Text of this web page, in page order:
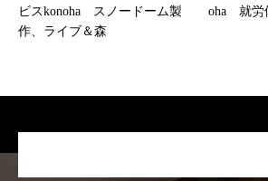
ビスkonoha スノードーム製
作、ライブ＆森
oha 就労